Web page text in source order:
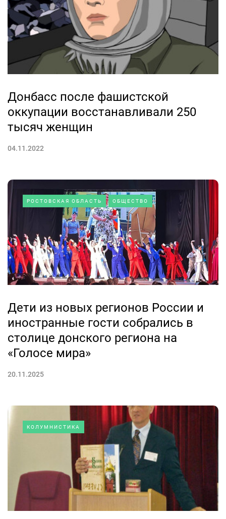
Донбасс после фашистской
оккупации восстанавливали 250
тысяч женщин
04.11.2022
РОСТОВСКАЯ ОБЛАСТЬ ОБЩЕСТВО
Дети из новых регионов России и
иностранные гости собрались в
столице донского региона на
«Голосе мира»
20.11.2025
КОЛУМНИСТИКА